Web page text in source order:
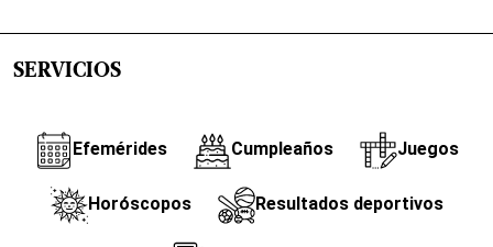
SERVICIOS
Efemérides Cumpleaños Juegos
Horóscopos Resultados deportivos